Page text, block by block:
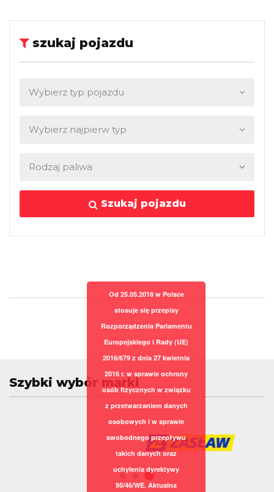
szukaj pojazdu
Szukaj pojazdu
Szybki wybór marki
Od 25.05.2018 w Polsce
stosuje się przepisy
Rozporządzenia Parlamentu
Europejskiego i Rady (UE)
2016/679 z dnia 27 kwietnia
2016 r. w sprawie ochrony
osób fizycznych w związku
z przetwarzaniem danych
osobowych i w sprawie
swobodnego przepływu
takich danych oraz
uchylenia dyrektywy
95/46/WE. Aktualna